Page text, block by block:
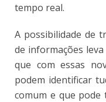
tempo real.
A possibilidade de
de informações
que com essas
podem identificar
comum e que